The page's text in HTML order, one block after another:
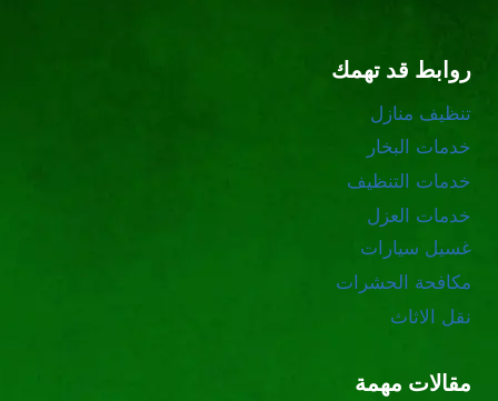
روابط قد تهمك
تنظيف منازل
خدمات البخار
خدمات التنظيف
خدمات العزل
غسيل سيارات
مكافحة الحشرات
نقل الاثاث
مقالات مهمة